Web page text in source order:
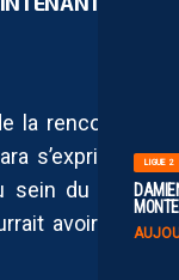
LIGUE 2
la rencontre
s’exprimait
sein du club
avoir lieu